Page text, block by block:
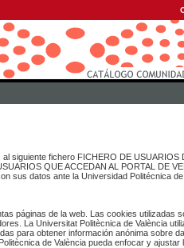
siguiente fichero FICHERO DE USUARIOS
QUE ACCEDAN AL PORTAL DE
datos ante la Universidad Politécnica de
páginas de la web. Las cookies utilizadas
La Universitat Politècnica de València
para obtener información anónima sobre
de València pueda enfocar y